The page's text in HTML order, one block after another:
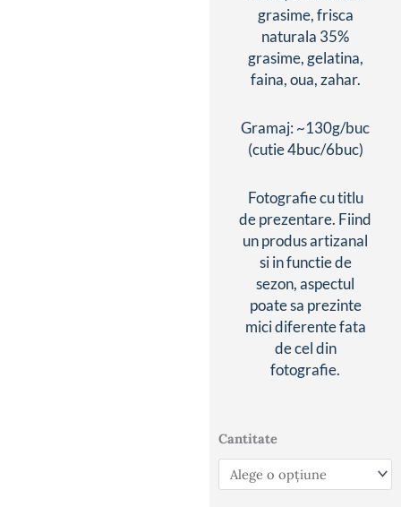
grasime, frisca
naturala 35%
grasime, gelatina,
faina, oua, zahar.
Gramaj: ~130g/buc
(cutie 4buc/6buc)
Fotografie cu titlu
de prezentare. Fiind
un produs artizanal
si in functie de
sezon, aspectul
poate sa prezinte
mici diferente fata
de cel din
fotografie.
Cantitate
Cantitate
Passion
Cake